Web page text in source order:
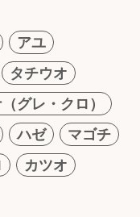
アユ
タチウオ
グレ・クロ）
ハゼ
マゴチ
カツオ